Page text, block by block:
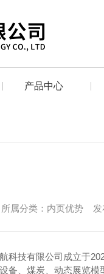
产品中心
所属分类：内页优势
科技有限公司成立于
备、煤炭、动态展览模